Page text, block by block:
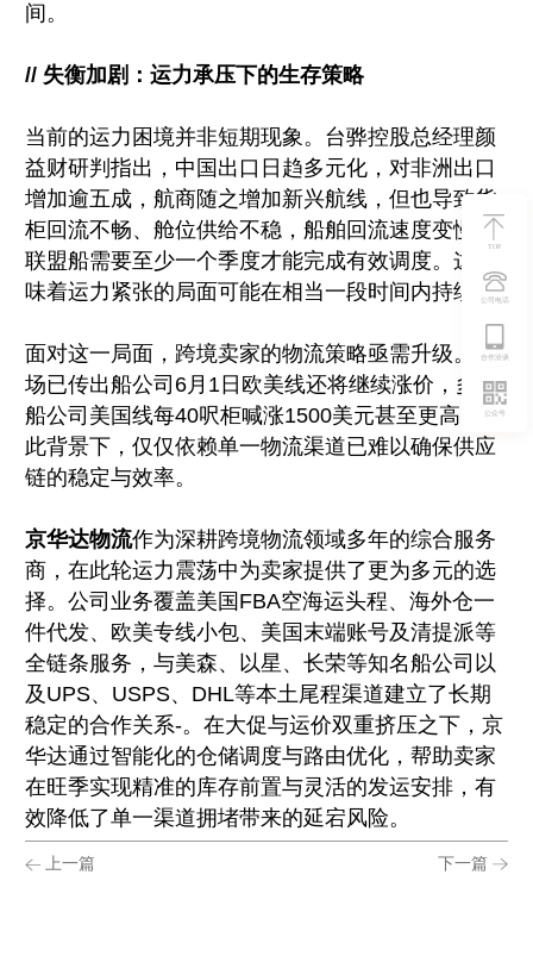
TOP
公司电话
合作洽谈
公众号
间。
// 失衡加剧：运力承压下的生存策略
当前的运力困境并非短期现象。台骅控股总经理颜
益财研判指出，中国出口日趋多元化，对非洲出口
增加逾五成，航商随之增加新兴航线，但也导致货
柜回流不畅、舱位供给不稳，船舶回流速度变慢，
联盟船需要至少一个季度才能完成有效调度。这意
味着运力紧张的局面可能在相当一段时间内持续。
面对这一局面，跨境卖家的物流策略亟需升级。市
场已传出船公司6月1日欧美线还将继续涨价，多家
船公司美国线每40呎柜喊涨1500美元甚至更高。在
此背景下，仅仅依赖单一物流渠道已难以确保供应
链的稳定与效率。
京华达物流作为深耕跨境物流领域多年的综合服务
商，在此轮运力震荡中为卖家提供了更为多元的选
择。公司业务覆盖美国FBA空海运头程、海外仓一
件代发、欧美专线小包、美国末端账号及清提派等
全链条服务，与美森、以星、长荣等知名船公司以
及UPS、USPS、DHL等本土尾程渠道建立了长期
稳定的合作关系-。在大促与运价双重挤压之下，京
华达通过智能化的仓储调度与路由优化，帮助卖家
在旺季实现精准的库存前置与灵活的发运安排，有
效降低了单一渠道拥堵带来的延宕风险。
上一篇 下一篇